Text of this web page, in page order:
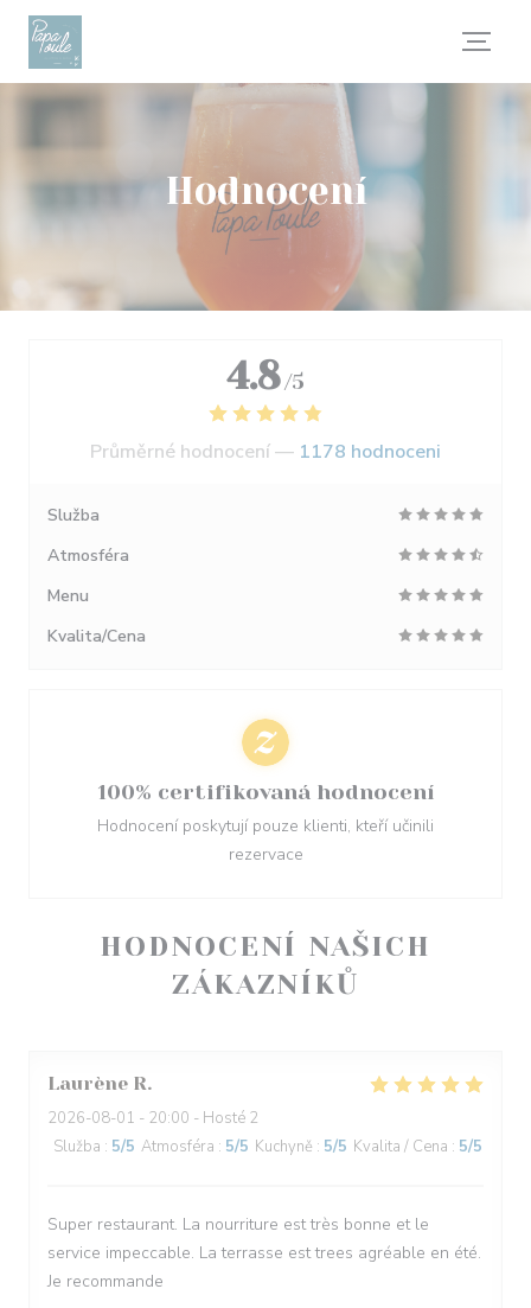
Panel pro správu cookies
Hodnocení
HODNOCENÍ NAŠICH
ZÁKAZNÍKŮ
Laurène R
2026-08-01 - 20:00 - Hosté 2
Služba : 5/5 Atmosféra : 5/5 Kuchyně : 5/5 Kvalita / Cena : 5/5
Super restaurant. La nourriture est très bonne et le
service impeccable. La terrasse est trees agréable en été.
Je recommande
4.8 /5
Průměrné hodnocení — 1178 hodnoceni
Služba
Atmosféra
Menu
Kvalita/Cena
100% certifikovaná hodnocení
Hodnocení poskytují pouze klienti, kteří učinili
rezervace